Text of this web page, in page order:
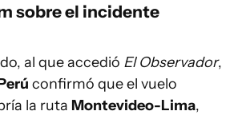
sobre el incidente
al que accedió El Observador,
confirmó que el vuelo
la ruta Montevideo-Lima,